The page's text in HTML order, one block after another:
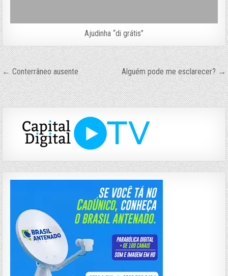
Ajudinha “di grátis”
Navegação
de
Post
← Conterrâneo ausente Alguém pode me esclarecer? →